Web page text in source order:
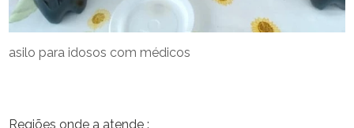
asilo para idosos com médicos
Regiões onde a atende :